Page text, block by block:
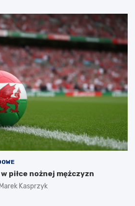
piłce nożnej mężczyzn
Marek Kasprzyk